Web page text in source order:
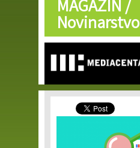
Skip to
main
content
MAGAZIN /
Novinarstvo